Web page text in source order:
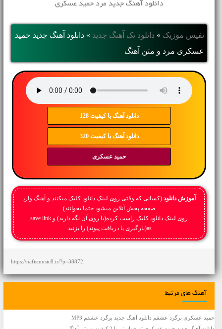
دانلود آهنگ جدید مرد حمید عسکری
نفیس موزیک » دانلود تک آهنگ جدید » دانلود آهنگ جديد حمید
عسکری مرد و متن آهنگ
دانلود آهنگ با کیفیت 128
دانلود آهنگ با کیفیت 320
حمید عسکری
آموزش دانلود(کسانی که وقتی روی لینک دانلود کلیک میکنند و آهنگ وارد
صفحه پخش آنلاین میشود حتما بخوانند)
روی لینک دانلود کلیک راست کرده(یا روی آن نگه دارید) و save link
as(بارگیری یا دریافت پیوند) را بزنید.
https://nafismusic8.ir/?p=38872
آهنگ های مرتبط
حمید عسکری برگرد عشقم دانلود آهنگ جدید برگرد عشقم MP3